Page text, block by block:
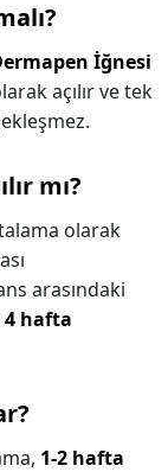
İğnesi
açılır ve tek
mı?
olarak
arasındaki
hafta
1-2 hafta